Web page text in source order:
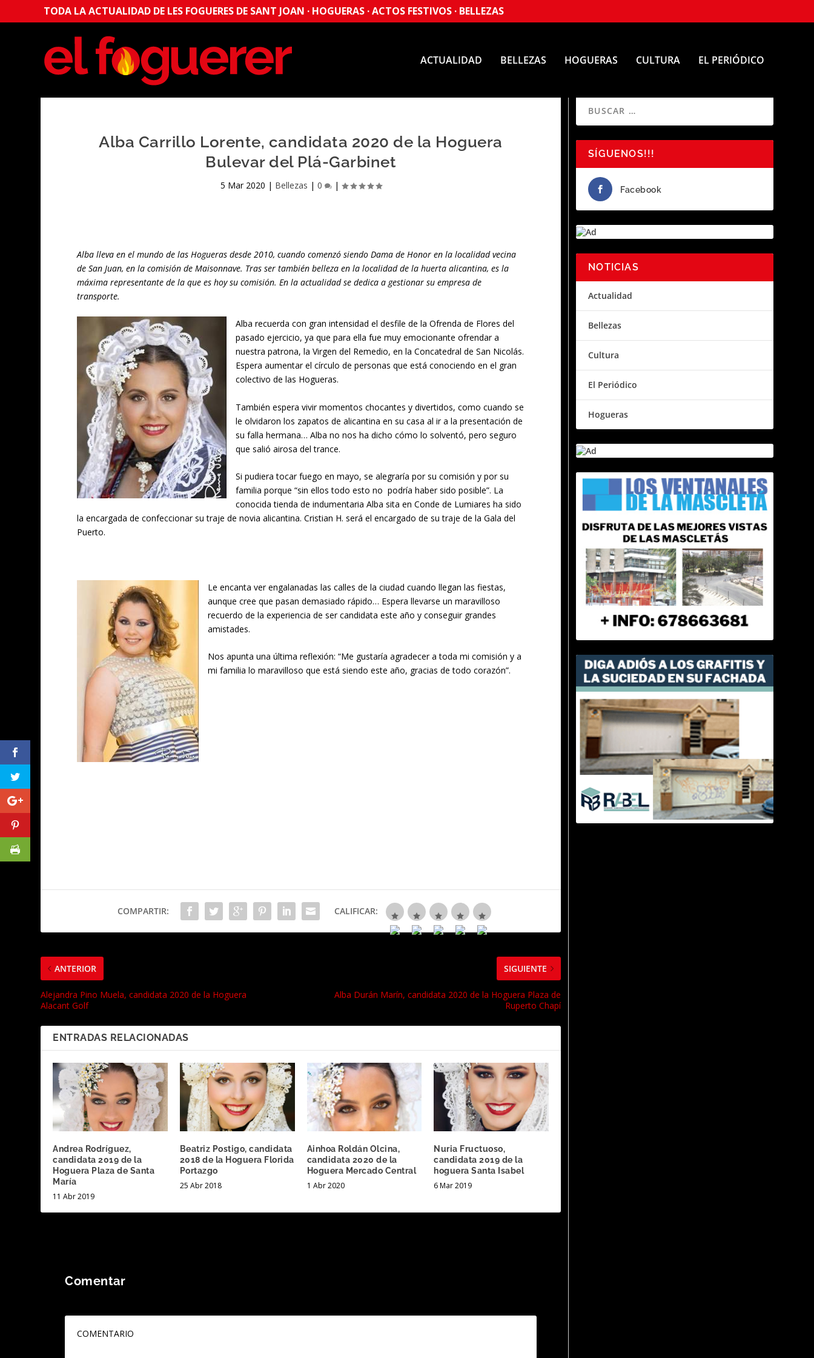
TODA LA ACTUALIDAD DE LES FOGUERES DE SANT JOAN · HOGUERAS · ACTOS FESTIVOS · BELLEZAS
ACTUALIDAD BELLEZAS HOGUERAS CULTURA EL PERIÓDICO
Alba Carrillo Lorente, candidata 2020 de la Hoguera
Bulevar del Plá-Garbinet
5 Mar 2020 | Bellezas | 0 |
Alba lleva en el mundo de las Hogueras desde 2010, cuando comenzó siendo Dama de Honor en la localidad vecina
de San Juan, en la comisión de Maisonnave. Tras ser también belleza en la localidad de la huerta alicantina, es la
máxima representante de la que es hoy su comisión. En la actualidad se dedica a gestionar su empresa de
transporte.
Alba recuerda con gran intensidad el desfile de la Ofrenda de Flores del
pasado ejercicio, ya que para ella fue muy emocionante ofrendar a
nuestra patrona, la Virgen del Remedio, en la Concatedral de San Nicolás.
Espera aumentar el círculo de personas que está conociendo en el gran
colectivo de las Hogueras.
También espera vivir momentos chocantes y divertidos, como cuando se
le olvidaron los zapatos de alicantina en su casa al ir a la presentación de
su falla hermana… Alba no nos ha dicho cómo lo solventó, pero seguro
que salió airosa del trance.
Si pudiera tocar fuego en mayo, se alegraría por su comisión y por su
familia porque “sin ellos todo esto no podría haber sido posible”. La
conocida tienda de indumentaria Alba sita en Conde de Lumiares ha sido
la encargada de confeccionar su traje de novia alicantina. Cristian H. será el encargado de su traje de la Gala del
Puerto.
Le encanta ver engalanadas las calles de la ciudad cuando llegan las fiestas,
aunque cree que pasan demasiado rápido… Espera llevarse un maravilloso
recuerdo de la experiencia de ser candidata este año y conseguir grandes
amistades.
Nos apunta una última reflexión: “Me gustaría agradecer a toda mi comisión y a
mi familia lo maravilloso que está siendo este año, gracias de todo corazón”.
COMPARTIR: CALIFICAR:
ANTERIOR
Alejandra Pino Muela, candidata 2020 de la Hoguera
Alacant Golf
SIGUIENTE
Alba Durán Marín, candidata 2020 de la Hoguera Plaza de
Ruperto Chapí
ENTRADAS RELACIONADAS
Andrea Rodríguez,
candidata 2019 de la
Hoguera Plaza de Santa
María
11 Abr 2019
Beatriz Postigo, candidata
2018 de la Hoguera Florida
Portazgo
25 Abr 2018
Ainhoa Roldán Olcina,
candidata 2020 de la
Hoguera Mercado Central
1 Abr 2020
Nuria Fructuoso,
candidata 2019 de la
hoguera Santa Isabel
6 Mar 2019
Comentar
SÍGUENOS!!!
Facebook
NOTICIAS
Actualidad
Bellezas
Cultura
El Periódico
Hogueras